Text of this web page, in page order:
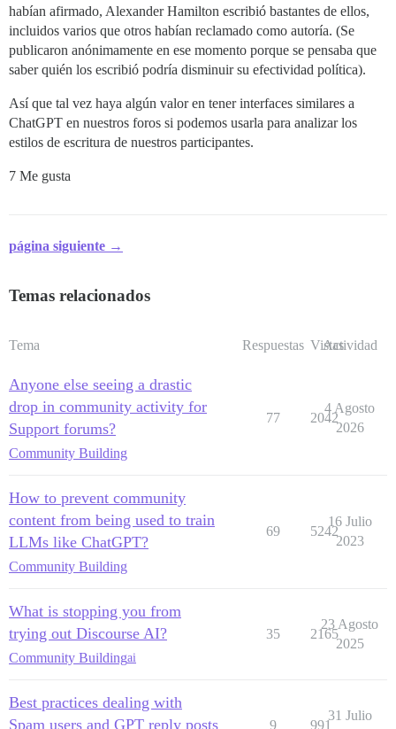
habían afirmado, Alexander Hamilton escribió bastantes de ellos,
incluidos varios que otros habían reclamado como autoría. (Se
publicaron anónimamente en ese momento porque se pensaba que
saber quién los escribió podría disminuir su efectividad política).
Así que tal vez haya algún valor en tener interfaces similares a
ChatGPT en nuestros foros si podemos usarla para analizar los
estilos de escritura de nuestros participantes.
7 Me gusta
página siguiente →
Temas relacionados
Tema Respuestas Vistas
Actividad
Anyone else seeing a drastic
drop in community activity for
Support forums?
Community Building
77 2042
4 Agosto
2026
How to prevent community
content from being used to train
LLMs like ChatGPT?
Community Building
69 5242
16 Julio
2023
What is stopping you from
trying out Discourse AI?
Community Buildingai
35 2165
23 Agosto
2025
Best practices dealing with
Spam users and GPT reply posts
9 991
31 Julio